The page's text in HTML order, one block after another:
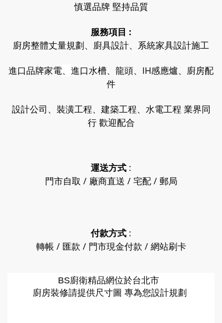
慎選品牌 堅持品質
服務項目 :
廚房整體丈量規劃、廚具設計、系統家具設計施工
進口品牌家電、 進口水槽、龍頭、IH感應爐、廚房配
件
設計公司、裝潢工程、建築工程、水電工程 業界同
行 歡迎配合
運送方式 :
門市自取 / 廠商直送 / 宅配 / 郵局
付款方式 :
轉帳 / 匯款 / 門市現金付款 / 網站刷卡
BS廚衛精品網位於台北市
廚房裝修請提供尺寸圖 專為您設計規劃